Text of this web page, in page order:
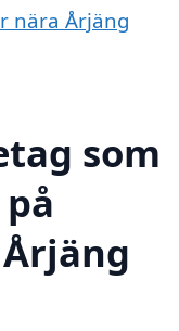
nära Årjäng
som